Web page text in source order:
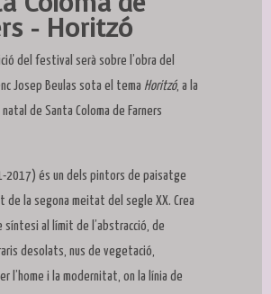
- Horitzó
del festival serà sobre l’obra del
Josep Beulas sota el tema Horitzó, a la
de Santa Coloma de Farners
2017) és un dels pintors de paisatge
de la segona meitat del segle XX. Crea
síntesi al límit de l’abstracció, de
desolats, nus de vegetació,
l’home i la modernitat, on la línia de